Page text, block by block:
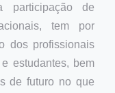
participação de
tem por
dos profissionais
estudantes, bem
de futuro no que